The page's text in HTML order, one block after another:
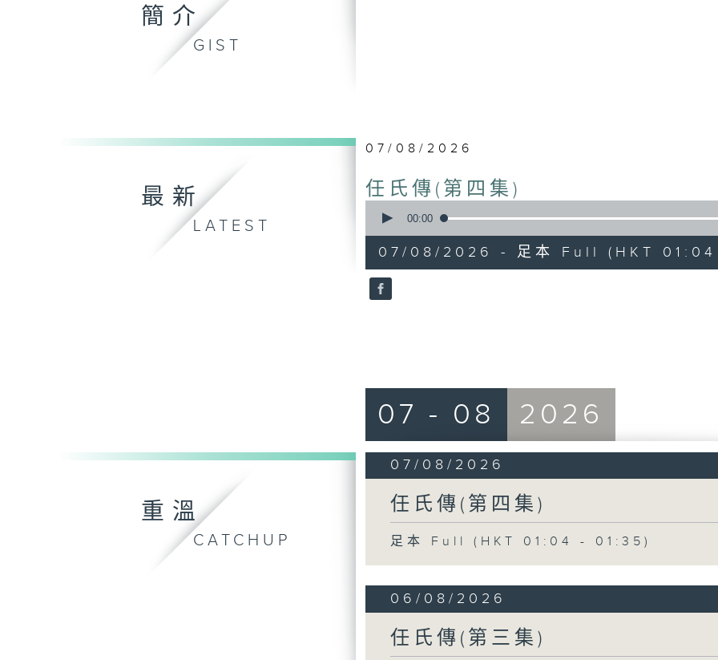
簡介
GIST
最新
LATEST
07/08/2026
任氏傳(第四集)
seconds
31
minutes,
0
seconds
90%
00:00
07/08/2026 - 足本 Full (HKT
重溫
CATCHUP
07 - 08 2026
07/08/2026
任氏傳(第四集)
足本 Full (HKT 01:04 - 01:35)
06/08/2026
任氏傳(第三集)